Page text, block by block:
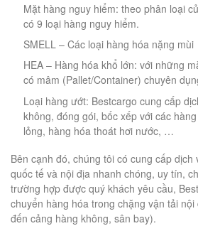
Mặt hàng nguy hiểm: theo phân loại
có 9 loại hàng nguy hiểm.
SMELL – Các loại hàng hóa nặng mùi
HEA – Hàng hóa khổ lớn: với những
có mâm (Pallet/Container) chuyên
Loại hàng ướt: Bestcargo cung cấp
không, đóng gói, bốc xếp với các
lỏng, hàng hóa thoát hơi nước, …
Bên cạnh đó, chúng tôi có cung cấp dịch
quốc tế và nội địa nhanh chóng, uy tín,
trường hợp được quý khách yêu cầu,
chuyển hàng hóa trong chặng vận tải
đến cảng hàng không, sân bay).